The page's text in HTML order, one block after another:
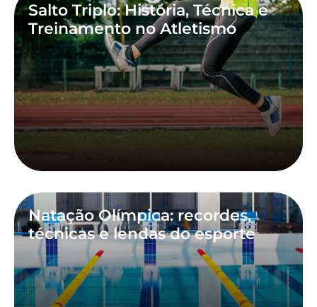
Salto Triplo: História, Técnica e
Treinamento no Atletismo
Natação Olímpica: recordes,
técnicas e lendas do esporte